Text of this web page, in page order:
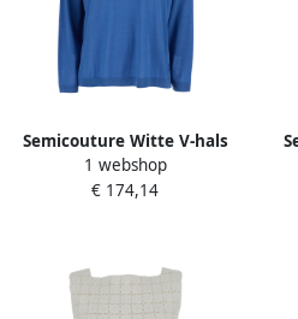
Semicouture Witte V-hals
Logo Geborduurde Trui
White Dames
1 webshop
€ 174,14